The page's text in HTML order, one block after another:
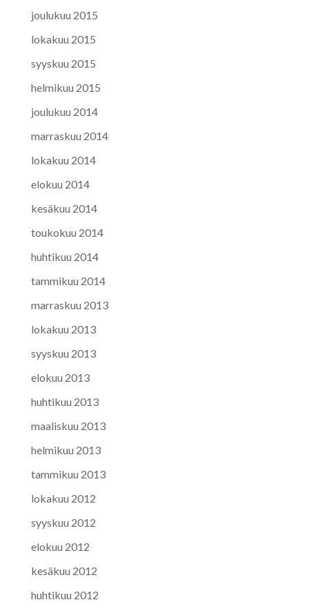
joulukuu 2015
lokakuu 2015
syyskuu 2015
helmikuu 2015
joulukuu 2014
marraskuu 2014
lokakuu 2014
elokuu 2014
kesäkuu 2014
toukokuu 2014
huhtikuu 2014
tammikuu 2014
marraskuu 2013
lokakuu 2013
syyskuu 2013
elokuu 2013
huhtikuu 2013
maaliskuu 2013
helmikuu 2013
tammikuu 2013
lokakuu 2012
syyskuu 2012
elokuu 2012
kesäkuu 2012
huhtikuu 2012